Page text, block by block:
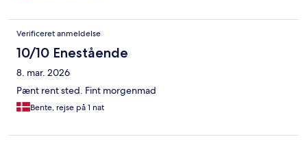
Verificeret anmeldelse
10/10 Enestående
8. mar. 2026
Pænt rent sted. Fint morgenmad
Bente, rejse på 1 nat